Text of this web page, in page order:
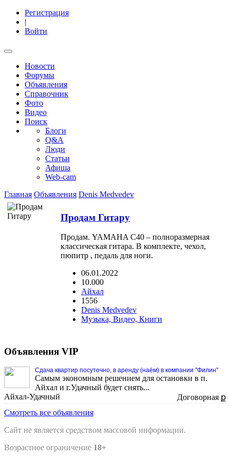
Регистрация
|
Войти
Новости
Форумы
Объявления
Справочник
Фото
Видео
Поиск
Блоги
Q&A
Люди
Статьи
Афиша
Web-cam
Главная Объявления Denis Medvedev
Продам Гитару
Продам. YAMAHA C40 – полноразмерная
классическая гитара. В комплекте, чехол,
пюпитр , педаль для ноги.
06.01.2022
10.000
Айхал
1556
Denis Medvedev
Музыка, Видео, Книги
Объявления VIP
Сдача квартир посуточно, в аренду (наём) в компании "Филин"
Самым экономным решением для остановки в п.
Айхал и г.Удачный будет снять...
Айхал-Удачный
Договорная ք
Смотреть все объявления
Сайт не является средством массовой информации.
Возрастное ограничение 18+